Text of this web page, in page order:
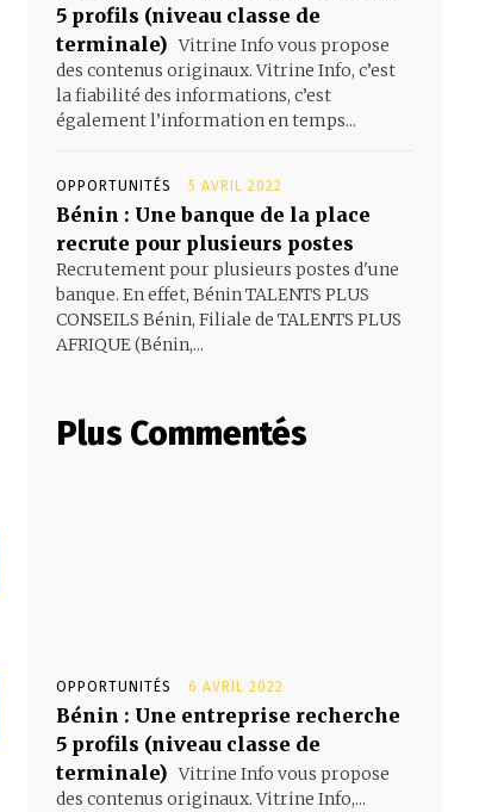
5 profils (niveau classe de
terminale) Vitrine Info vous propose
des contenus originaux. Vitrine Info, c’est
la fiabilité des informations, c’est
également l’information en temps...
OPPORTUNITÉS 5 AVRIL 2022
Bénin : Une banque de la place
recrute pour plusieurs postes
Recrutement pour plusieurs postes d'une
banque. En effet, Bénin TALENTS PLUS
CONSEILS Bénin, Filiale de TALENTS PLUS
AFRIQUE (Bénin,...
Plus Commentés
OPPORTUNITÉS 6 AVRIL 2022
Bénin : Une entreprise recherche
5 profils (niveau classe de
terminale) Vitrine Info vous propose
des contenus originaux. Vitrine Info,...